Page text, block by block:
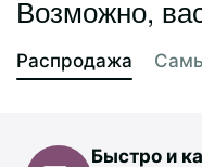
Возможно,
Распродажа
Быстро и